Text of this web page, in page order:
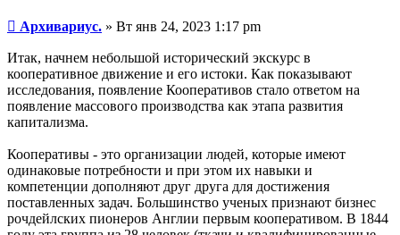
Сообщение
Архивариус. » Вт янв 24, 2023 1:17 pm
Итак, начнем небольшой исторический экскурс в
кооперативное движение и его истоки. Как показывают
исследования, появление Кооперативов стало ответом на
появление массового производства как этапа развития
капитализма.
Кооперативы - это организации людей, которые имеют
одинаковые потребности и при этом их навыки и
компетенции дополняют друг друга для достижения
поставленных задач. Большинство ученых признают бизнес
рочдейлских пионеров Англии первым кооперативом. В 1844